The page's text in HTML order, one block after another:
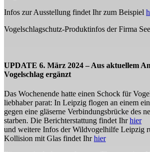
Infos zur Ausstellung findet Ihr zum Beispiel
Vogelschlagschutz-Produktinfos der Firma
UPDATE 6. März 2024 – Aus aktuellem
Vogelschlag ergänzt
Das Wochenende hatte einen Schock für
liebhaber parat: In Leipzig flogen an einem
gegen eine gläserne Verbindungsbrücke des
starben. Die Berichterstattung findet Ihrhier
und weitere Infos der Wildvogelhilfe Leipzig
Kollision mit Glas findet Ihrhier